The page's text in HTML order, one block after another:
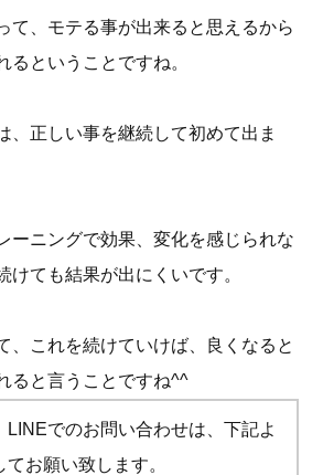
て、モテる事が出来ると思えるから
るということですね。
、正しい事を継続して初めて出ま
ーニングで効果、変化を感じられな
けても結果が出にくいです。
、これを続けていけば、良くなると
ると言うことですね^^
LINEでのお問い合わせは、下記よ
お願い致します。